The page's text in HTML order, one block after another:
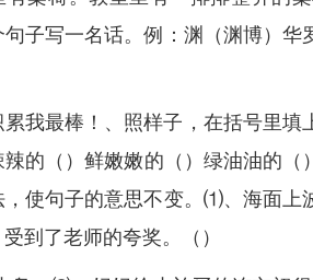
子写一名话。例：渊（渊博）
我最棒！、照样子，在括号里
辣的（）鲜嫩嫩的（）绿油油的
，使句子的意思不变。⑴、海面
到了老师的夸奖。（）